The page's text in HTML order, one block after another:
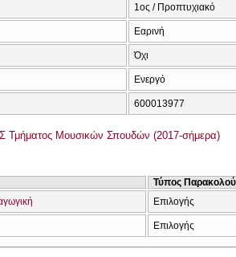
1ος / Προπτυχιακό
Εαρινή
Όχι
Ενεργό
600013977
Τμήματος Μουσικών Σπουδών (2017-σήμερα)
Τύπος
Επιλογής
Επιλογής